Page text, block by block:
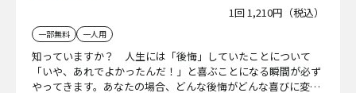
1回 1,210円（税込）
一部無料 一人用
知っていますか？ 人生には「後悔」していたことについて
「いや、あれでよかったんだ！」と喜ぶことになる瞬間が必ず
やってきます。あなたの場合、どんな後悔がどんな喜びに変わ